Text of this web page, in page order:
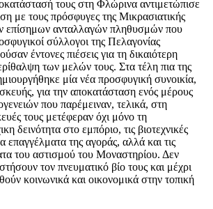
τους στη Φλώρινα αντιμετώπισε
με τους πρόσφυγες της Μικρασιατικής
επίσημων ανταλλαγών πληθυσμών που
σύλλογοι της Πελαγονίας
έντονες πιέσεις για τη δικαιότερη
των μελών τους. Στα τέλη πια της
μία νέα προσφυγική συνοικία,
για την αποκατάσταση ενός μέρους
που παρέμειναν, τελικά, στη
τους μετέφεραν όχι μόνο τη
δεινότητα στο εμπόριο, τις βιοτεχνικές
επαγγέλματα της αγοράς, αλλά και τις
του αστισμού του Μοναστηρίου. Δεν
τον πνευματικό βίο τους και μέχρι
κοινωνικά και οικονομικά στην τοπική